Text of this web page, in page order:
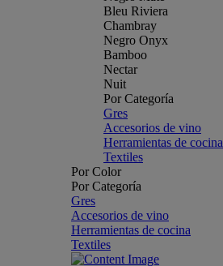
Bleu Riviera
Chambray
Negro Onyx
Bamboo
Nectar
Nuit
Por Categoría
Gres
Accesorios de vino
Herramientas de cocina
Textiles
Por Color
Por Categoría
Gres
Accesorios de vino
Herramientas de cocina
Textiles